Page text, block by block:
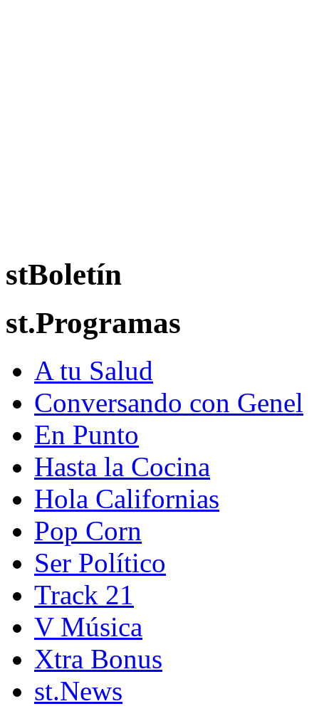
stBoletín
st.Programas
A tu Salud
Conversando con Genel
En Punto
Hasta la Cocina
Hola Californias
Pop Corn
Ser Político
Track 21
V Música
Xtra Bonus
st.News